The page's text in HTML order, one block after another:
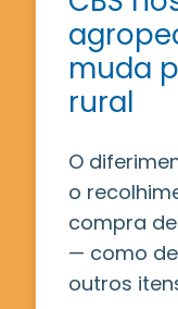
muda
rural
O
o
compra
— como
outros